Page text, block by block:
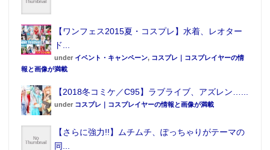
【ワンフェス2015夏・コスプレ】水着、レオター
ド...
under イベント・キャンペーン, コスプレ｜コスプレイヤーの情
報と画像が満載
【2018冬コミケ／C95】ラブライブ、アズレン…...
under コスプレ｜コスプレイヤーの情報と画像が満載
【さらに強力!!】ムチムチ、ぽっちゃりがテーマの
同...